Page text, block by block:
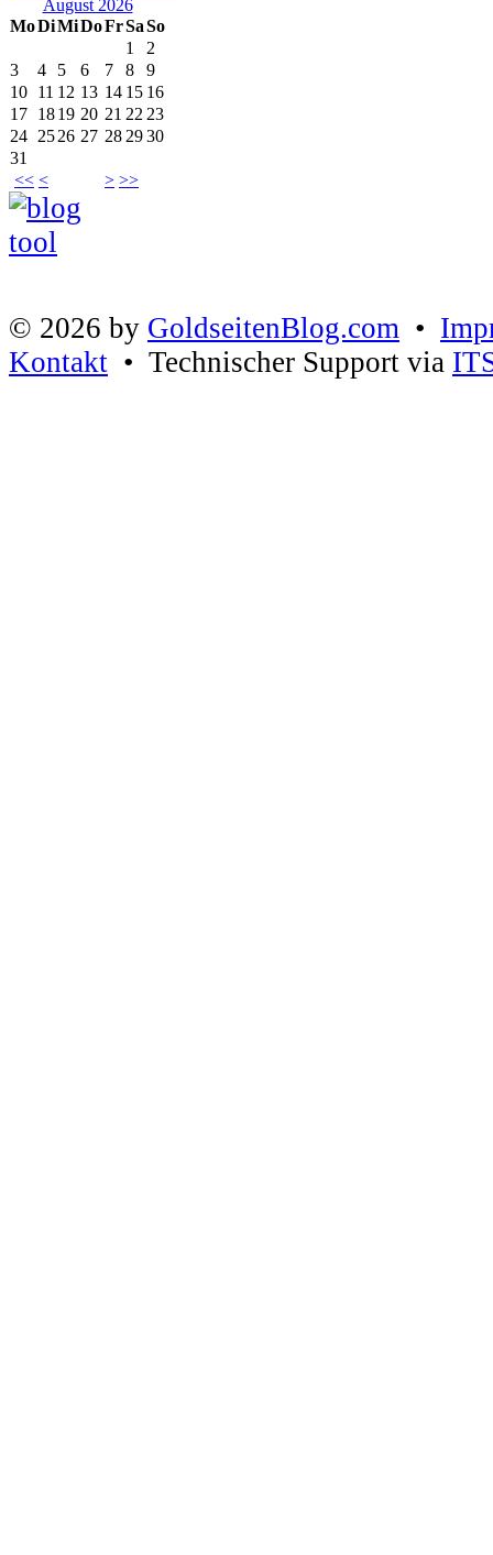
August 2026
MoDiMiDoFrSaSo
<< < > >>
1
2
3
4 5 6 7 8
9
10 11 12 13 14 15 16
17 1819 20 21 22 23
24 2526 27 28 2930
31
© 2026 by GoldseitenBlog.com •
Kontakt • Technischer Support via